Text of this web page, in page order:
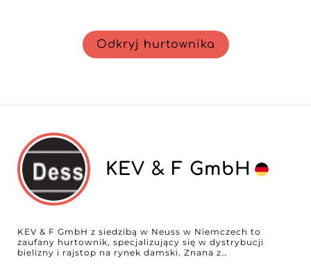
Odkryj hurtownika
KEV & F GmbH
KEV & F GmbH z siedzibą w Neuss w Niemczech to
zaufany hurtownik, specjalizujący się w dystrybucji
bielizny i rajstop na rynek damski. Znana z